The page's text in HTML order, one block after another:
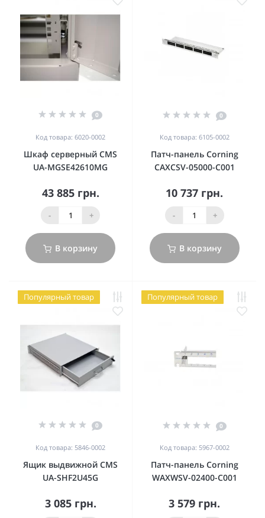
0
Код товара: 6020-0002
Шкаф серверный CMS
UA-MGSE42610MG
43 885 грн.
- +
В корзину
0
Код товара: 6105-0002
Патч-панель Corning
CAXCSV-05000-C001
10 737 грн.
- +
В корзину
Популярный товар
0
Код товара: 5846-0002
Ящик выдвижной CMS
UA-SHF2U45G
3 085 грн.
Популярный товар
0
Код товара: 5967-0002
Патч-панель Corning
WAXWSV-02400-C001
3 579 грн.